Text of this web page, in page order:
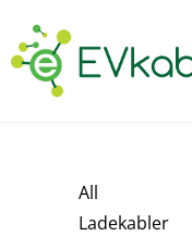
All
Ladekabler